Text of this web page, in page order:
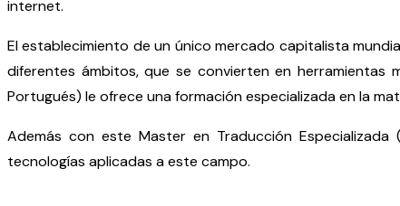
internet.
El establecimiento de un único mercado capitalista
diferentes ámbitos, que se convierten en herramientas
Portugués) le ofrece una formación especializada en la
Además con este Master en Traducción
tecnologías aplicadas a este campo.